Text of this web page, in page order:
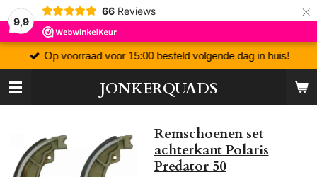
9,9
66 Reviews ×
JONKERQUADS
Op voorraad voor 15:00 besteld volgende dag in huis!
Remschoenen set
achterkant Polaris
Predator 50